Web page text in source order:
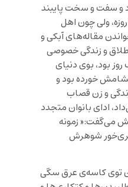
و سفت و سخت پایبند
ولی چون اهل
مقاله‌های آبکی و
طلاق و زندگی خصوصی
بود، بوی دنیای
خورده بود و
و زن قصاب
ادای بانوان متجدد
می‌گفت:« زمونه
شوهرش
توی کاسه‌ی عرق سگی